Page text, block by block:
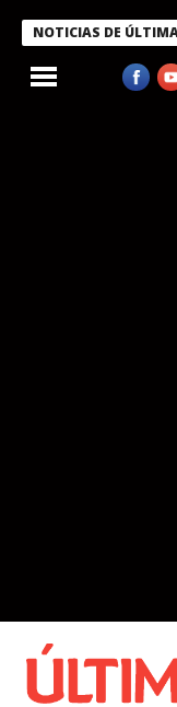
NOTICIAS DE
Bukele condecora a